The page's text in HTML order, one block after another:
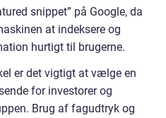
snippet” på Google, da
at indeksere og
hurtigt til brugerne.
er det vigtigt at vælge en
for investorer og
Brug af fagudtryk og